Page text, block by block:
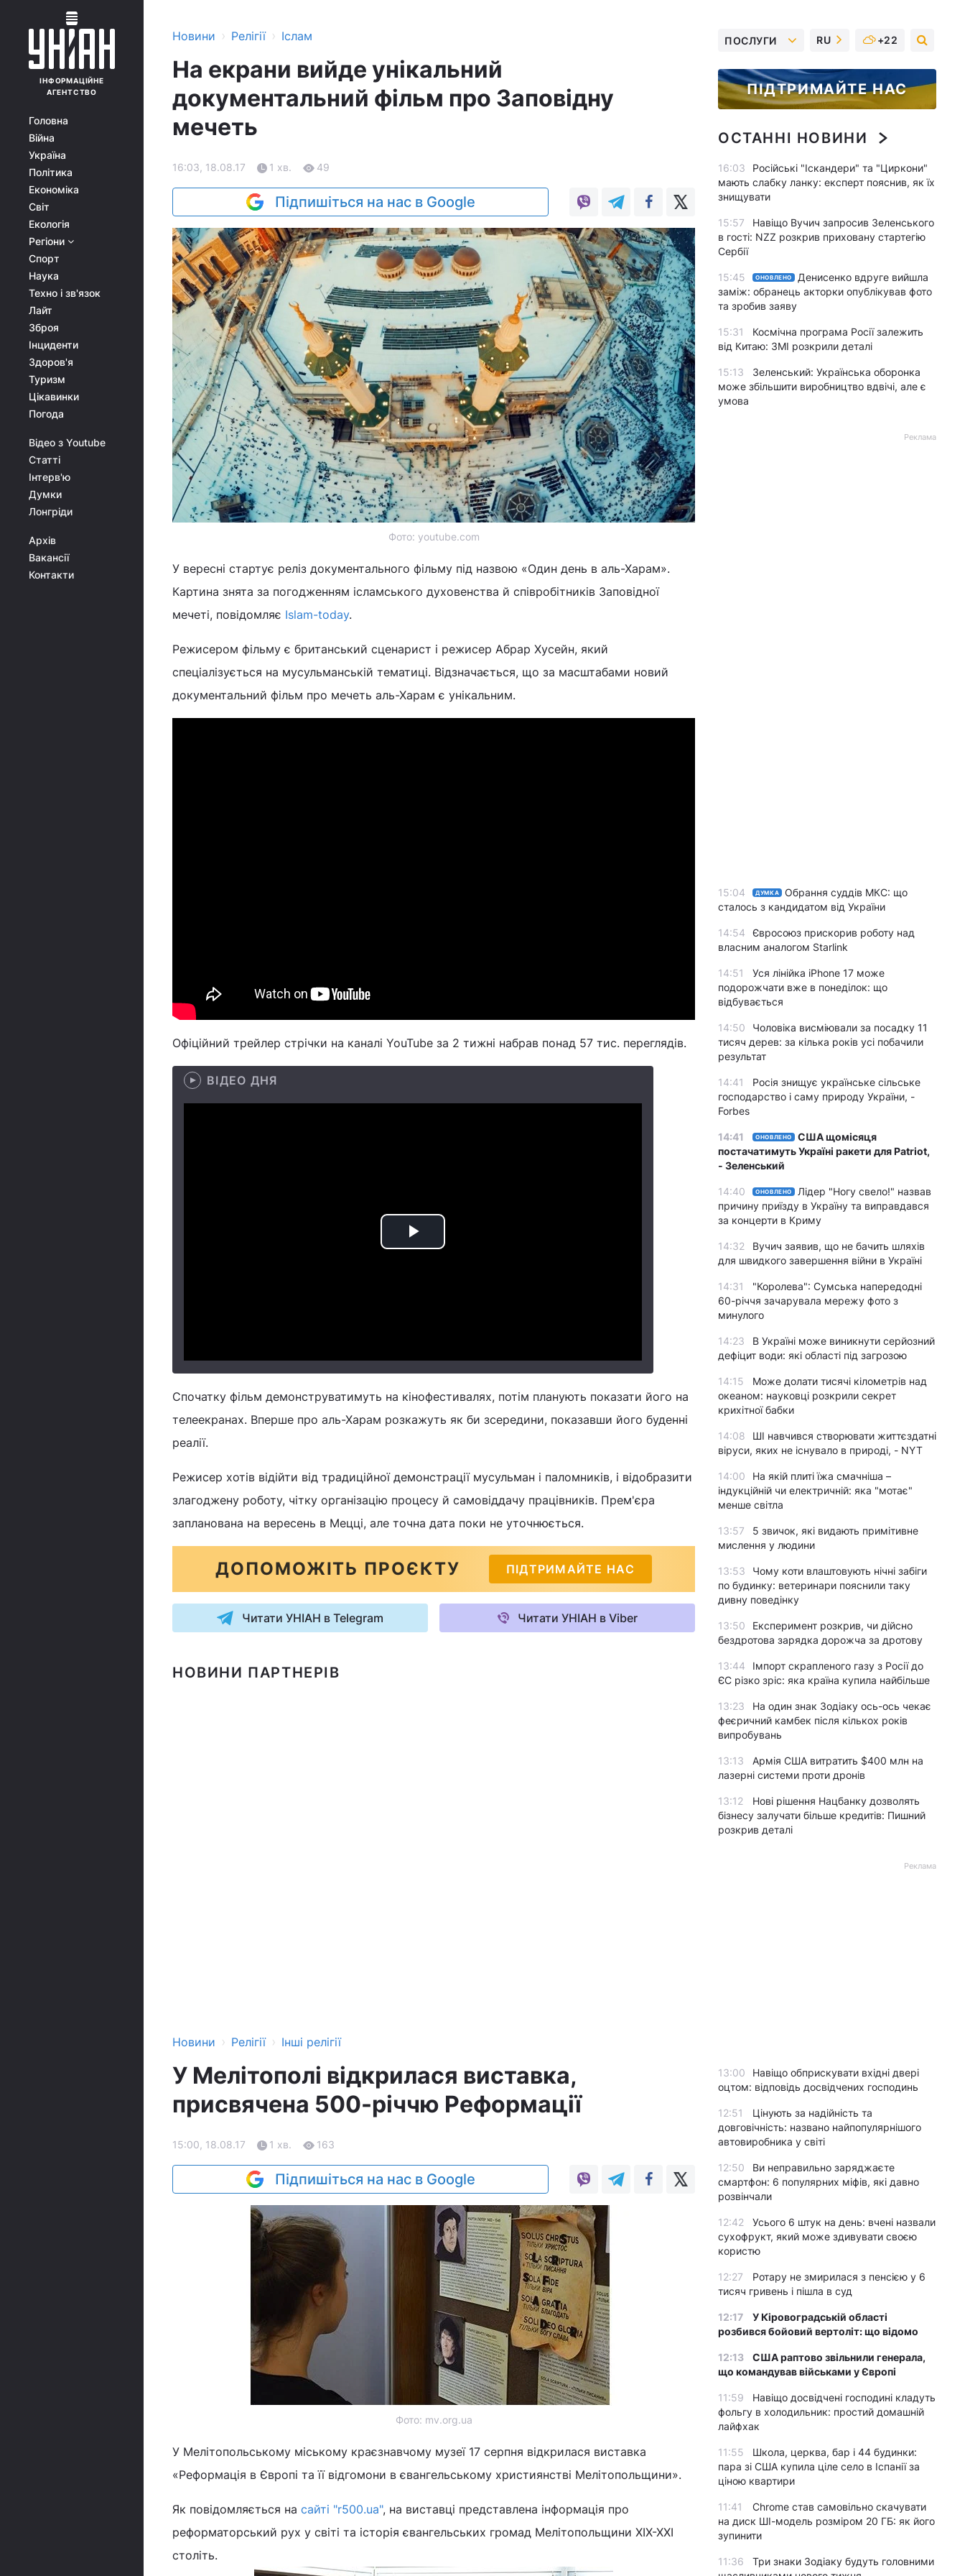
ІНФОРМАЦІЙНЕ
АГЕНТСТВО
Головна
Війна
Україна
Політика
Економіка
Світ
Екологія
Регіони
Спорт
Наука
Техно і зв'язок
Лайт
Зброя
Інциденти
Здоров'я
Туризм
Цікавинки
Погода
Відео з Youtube
Статті
Інтерв'ю
Думки
Лонгріди
Архів
Вакансії
Контакти
Новини › Релігії › Іслам
На екрани вийде унікальний
документальний фільм про Заповідну
мечеть
16:03, 18.08.17 1 хв. 49
Підпишіться на нас в Google
Фото: youtube.com
У вересні стартує реліз документального фільму під назвою «Один день в аль-Харам».
Картина знята за погодженням ісламського духовенства й співробітників Заповідної
мечеті, повідомляє Islam-today.
Режисером фільму є британський сценарист і режисер Абрар Хусейн, який
спеціалізується на мусульманській тематиці. Відзначається, що за масштабами новий
документальний фільм про мечеть аль-Харам є унікальним.
Офіційний трейлер стрічки на каналі YouTube за 2 тижні набрав понад 57 тис. переглядів.
ВІДЕО ДНЯ
Play
Спочатку фільм демонструватимуть на кінофестивалях, потім планують показати його на
телеекранах. Вперше про аль-Харам розкажуть як би зсередини, показавши його буденні
реалії.
Режисер хотів відійти від традиційної демонстрації мусульман і паломників, і відобразити
злагоджену роботу, чітку організацію процесу й самовіддачу працівників. Прем'єра
запланована на вересень в Мецці, але точна дата поки не уточнюється.
ДОПОМОЖІТЬ ПРОЄКТУ ПІДТРИМАЙТЕ НАС
Читати УНІАН в Telegram Читати УНІАН в Viber
НОВИНИ ПАРТНЕРІВ
Новини › Релігії › Інші релігії
У Мелітополі відкрилася виставка,
присвячена 500-річчю Реформації
15:00, 18.08.17 1 хв. 163
Підпишіться на нас в Google
Фото: mv.org.ua
У Мелітопольському міському краєзнавчому музеї 17 серпня відкрилася виставка
«Реформація в Європі та її відгомони в євангельському християнстві Мелітопольщини».
Як повідомляється на сайті "r500.ua", на виставці представлена інформація про
реформаторський рух у світі та історія євангельських громад Мелітопольщини XIX-XXI
століть.
ПОСЛУГИ RU +22
ПІДТРИМАЙТЕ НАС
ОСТАННІ НОВИНИ
16:03
Російські "Іскандери" та "Циркони"
мають слабку ланку: експерт пояснив, як їх
знищувати
15:57
Навіщо Вучич запросив Зеленського
в гості: NZZ розкрив приховану стартегію
Сербії
15:45 ОНОВЛЕНО
Денисенко вдруге вийшла
заміж: обранець акторки опублікував фото
та зробив заяву
15:31
Космічна програма Росії залежить
від Китаю: ЗМІ розкрили деталі
15:13
Зеленський: Українська оборонка
може збільшити виробництво вдвічі, але є
умова
Реклама
15:04 ДУМКА
Обрання суддів МКС: що
сталось з кандидатом від України
14:54
Євросоюз прискорив роботу над
власним аналогом Starlink
14:51
Уся лінійка iPhone 17 може
подорожчати вже в понеділок: що
відбувається
14:50
Чоловіка висміювали за посадку 11
тисяч дерев: за кілька років усі побачили
результат
14:41
Росія знищує українське сільське
господарство і саму природу України, -
Forbes
14:41 ОНОВЛЕНО
США щомісяця
постачатимуть Україні ракети для Patriot,
- Зеленський
14:40 ОНОВЛЕНО
Лідер "Ногу свело!" назвав
причину приїзду в Україну та виправдався
за концерти в Криму
14:32
Вучич заявив, що не бачить шляхів
для швидкого завершення війни в Україні
14:31
"Королева": Сумська напередодні
60-річчя зачарувала мережу фото з
минулого
14:23
В Україні може виникнути серйозний
дефіцит води: які області під загрозою
14:15
Може долати тисячі кілометрів над
океаном: науковці розкрили секрет
крихітної бабки
14:08
ШІ навчився створювати життєздатні
віруси, яких не існувало в природі, - NYT
14:00
На якій плиті їжа смачніша –
індукційній чи електричній: яка "мотає"
менше світла
13:57
5 звичок, які видають примітивне
мислення у людини
13:53
Чому коти влаштовують нічні забіги
по будинку: ветеринари пояснили таку
дивну поведінку
13:50
Експеримент розкрив, чи дійсно
бездротова зарядка дорожча за дротову
13:44
Імпорт скрапленого газу з Росії до
ЄС різко зріс: яка країна купила найбільше
13:23
На один знак Зодіаку ось-ось чекає
феєричний камбек після кількох років
випробувань
13:13
Армія США витратить $400 млн на
лазерні системи проти дронів
13:12
Нові рішення Нацбанку дозволять
бізнесу залучати більше кредитів: Пишний
розкрив деталі
Реклама
13:00
Навіщо обприскувати вхідні двері
оцтом: відповідь досвідчених господинь
12:51
Цінують за надійність та
довговічність: названо найпопулярнішого
автовиробника у світі
12:50
Ви неправильно заряджаєте
смартфон: 6 популярних міфів, які давно
розвінчали
12:42
Усього 6 штук на день: вчені назвали
сухофрукт, який може здивувати своєю
користю
12:27
Ротару не змирилася з пенсією у 6
тисяч гривень і пішла в суд
12:17
У Кіровоградській області
розбився бойовий вертоліт: що відомо
12:13
США раптово звільнили генерала,
що командував військами у Європі
11:59
Навіщо досвідчені господині кладуть
фольгу в холодильник: простий домашній
лайфхак
11:55
Школа, церква, бар і 44 будинки:
пара зі США купила ціле село в Іспанії за
ціною квартири
11:41
Chrome став самовільно скачувати
на диск ШІ-модель розміром 20 ГБ: як його
зупинити
11:36
Три знаки Зодіаку будуть головними